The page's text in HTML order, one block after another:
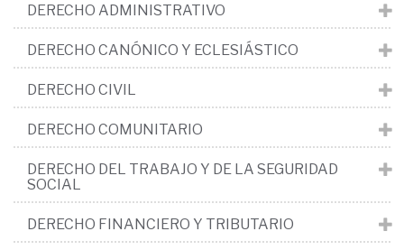
DERECHO ADMINISTRATIVO
DERECHO CANÓNICO Y ECLESIÁSTICO
DERECHO CIVIL
DERECHO COMUNITARIO
DERECHO DEL TRABAJO Y DE LA SEGURIDAD
SOCIAL
DERECHO FINANCIERO Y TRIBUTARIO